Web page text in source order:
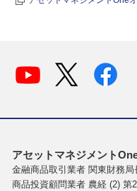
アセットマネジメント
金融商品取引業者 関東財務
商品投資顧問業者 農経 (2) 第